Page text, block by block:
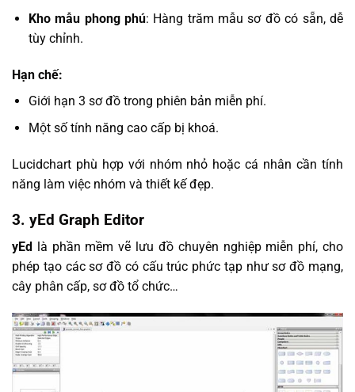
Kho mẫu phong phú: Hàng trăm mẫu sơ đồ có sẵn, dễ
tùy chỉnh.
Hạn chế:
Giới hạn 3 sơ đồ trong phiên bản miễn phí.
Một số tính năng cao cấp bị khoá.
Lucidchart phù hợp với nhóm nhỏ hoặc cá nhân cần tính
năng làm việc nhóm và thiết kế đẹp.
3. yEd Graph Editor
yEd
là phần mềm vẽ lưu đồ chuyên nghiệp miễn phí, cho
phép tạo các sơ đồ có cấu trúc phức tạp như sơ đồ mạng,
cây phân cấp, sơ đồ tổ chức…